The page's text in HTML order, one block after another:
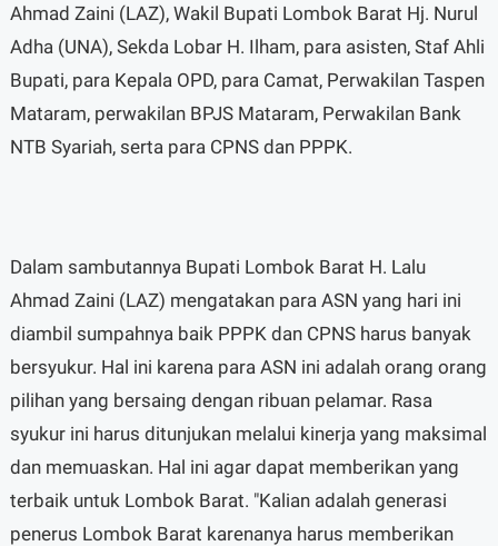
Ahmad Zaini (LAZ), Wakil Bupati Lombok Barat Hj. Nurul
Adha (UNA), Sekda Lobar H. Ilham, para asisten, Staf Ahli
Bupati, para Kepala OPD, para Camat, Perwakilan Taspen
Mataram, perwakilan BPJS Mataram, Perwakilan Bank
NTB Syariah, serta para CPNS dan PPPK.
Dalam sambutannya Bupati Lombok Barat H. Lalu
Ahmad Zaini (LAZ) mengatakan para ASN yang hari ini
diambil sumpahnya baik PPPK dan CPNS harus banyak
bersyukur. Hal ini karena para ASN ini adalah orang orang
pilihan yang bersaing dengan ribuan pelamar. Rasa
syukur ini harus ditunjukan melalui kinerja yang maksimal
dan memuaskan. Hal ini agar dapat memberikan yang
terbaik untuk Lombok Barat. "Kalian adalah generasi
penerus Lombok Barat karenanya harus memberikan